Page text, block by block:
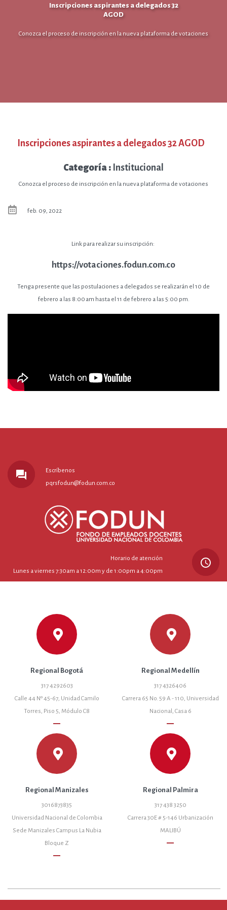
Inscripciones aspirantes a delegados 32
AGOD
Conozca el proceso de inscripción en la nueva plataforma de votaciones
Inscripciones aspirantes a delegados 32 AGOD
Categoría : Institucional
Conozca el proceso de inscripción en la nueva plataforma de votaciones
feb. 09, 2022
Link para realizar su inscripción:
https://votaciones.fodun.com.co
Tenga presente que las postulaciones a delegados se realizarán el 10 de
febrero a las 8:00 am hasta el 11 de febrero a las 5:00 pm.
forum
Escríbenos
pqrsfodun@fodun.com.co
Horario de atención
Lunes a viernes 7:30am a 12:00m y de 1:00pm a 4:00pm
query_builder
Regional Bogotá
317 4292603
Calle 44 Nº 45-67, Unidad Camilo
Torres, Piso 5, Módulo C8
remove
Regional Medellín
317 4326406
Carrera 65 No. 59 A - 110, Universidad
Nacional, Casa 6
remove
Regional Manizales
3016873835
Universidad Nacional de Colombia
Sede Manizales Campus La Nubia
Bloque Z
remove
Regional Palmira
317 438 3250
Carrera 30E # 5-146 Urbanización
MALIBÚ
remove